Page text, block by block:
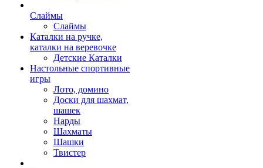
Слаймы
Слаймы
Каталки на ручке,
каталки на веревочке
Детские Каталки
Настольные спортивные
игры
Лото, домино
Доски для шахмат,
шашек
Нарды
Шахматы
Шашки
Твистер